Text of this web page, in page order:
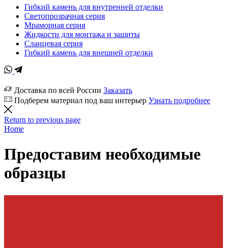
Гибкий камень для внутренней отделки
Светопрозрачная серия
Мраморная серия
Жидкости для монтажа и защиты
Сланцевая серия
Гибкий камень для внешней отделки
Доставка по всей России Заказать
Подберем материал под ваш интерьер Узнать подробнее
Return to previous page
Home
Предоставим необходимые
образцы